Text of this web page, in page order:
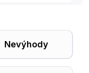
Nevýhody